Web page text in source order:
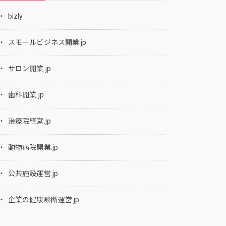
bizly
スモールビジネス開業.jp
サロン開業.jp
歯科開業.jp
治療院経営.jp
動物病院開業.jp
公共施設運営.jp
企業の健康診断運営.jp